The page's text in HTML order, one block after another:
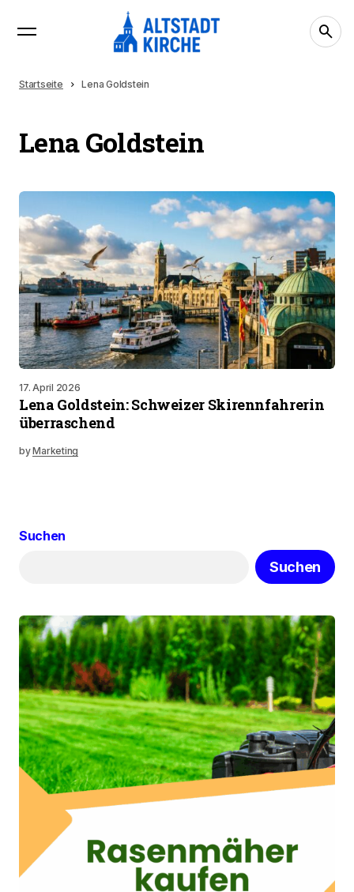
Startseite Lena Goldstein
Lena Goldstein
17. April 2026
Lena Goldstein: Schweizer Skirennfahrerin
überraschend
byMarketing
Suchen
Suchen